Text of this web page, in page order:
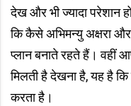
देख और भी ज्यादा परेशान
कि कैसे अभिमन्यु अक्षरा
प्लान बनाते रहते हैं। वहीं
मिलती है देखना है, यह है
करता है।